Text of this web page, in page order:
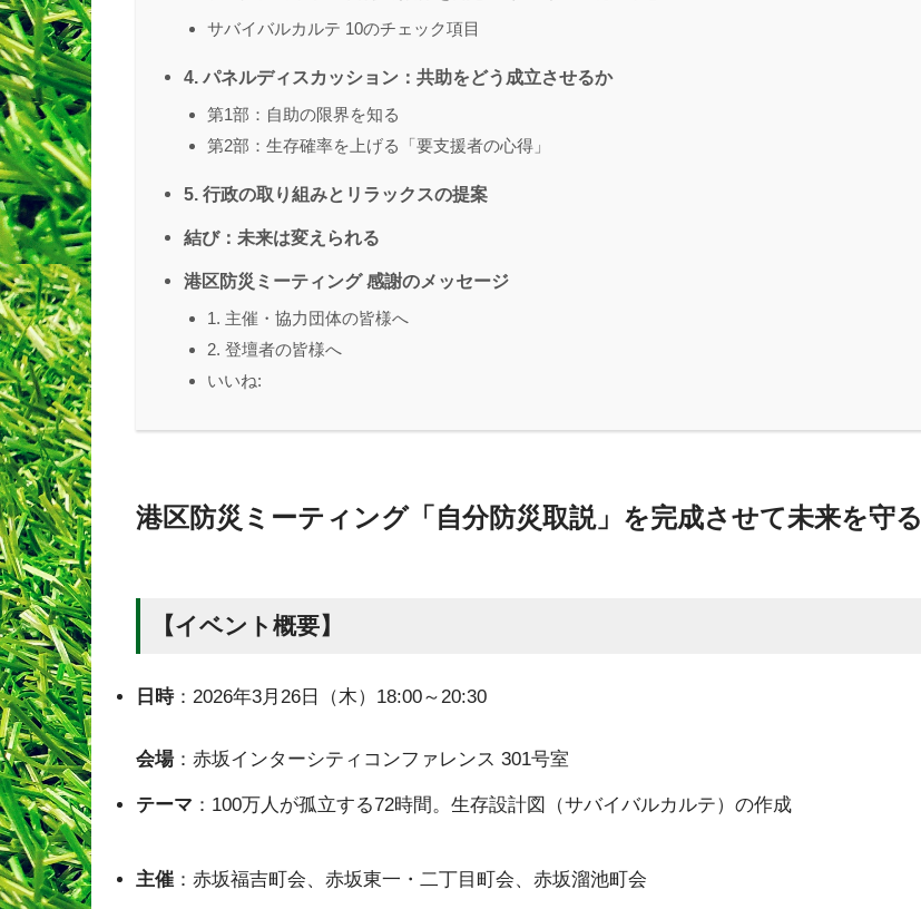
サバイバルカルテ 10のチェック項目
4. パネルディスカッション：共助をどう成立させるか
第1部：自助の限界を知る
第2部：生存確率を上げる「要支援者の心得」
5. 行政の取り組みとリラックスの提案
結び：未来は変えられる
港区防災ミーティング 感謝のメッセージ
1. 主催・協力団体の皆様へ
2. 登壇者の皆様へ
いいね:
港区防災ミーティング「自分防災取説」を完成させて未来を守る
【イベント概要】
日時：2026年3月26日（木）18:00～20:30
会場：赤坂インターシティコンファレンス 301号室
テーマ ：100万人が孤立する72時間。生存設計図（サバイバルカルテ）の作成
主催 ：赤坂福吉町会、赤坂東一・二丁目町会、赤坂溜池町会